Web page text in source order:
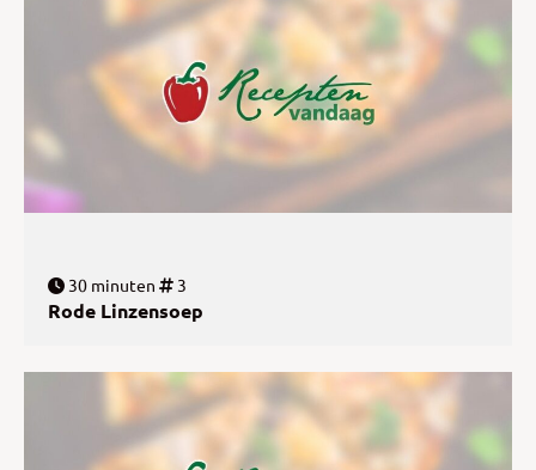
30 minuten 3
Rode Linzensoep